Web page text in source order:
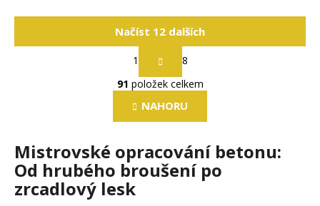
O
v
l
á
a
c
Načíst 12 dalších
t
r
á
n
k
v
á
n
1
8
91 položek celkem
NAHORU
Mistrovské opracování betonu:
Od hrubého broušení po
zrcadlový lesk